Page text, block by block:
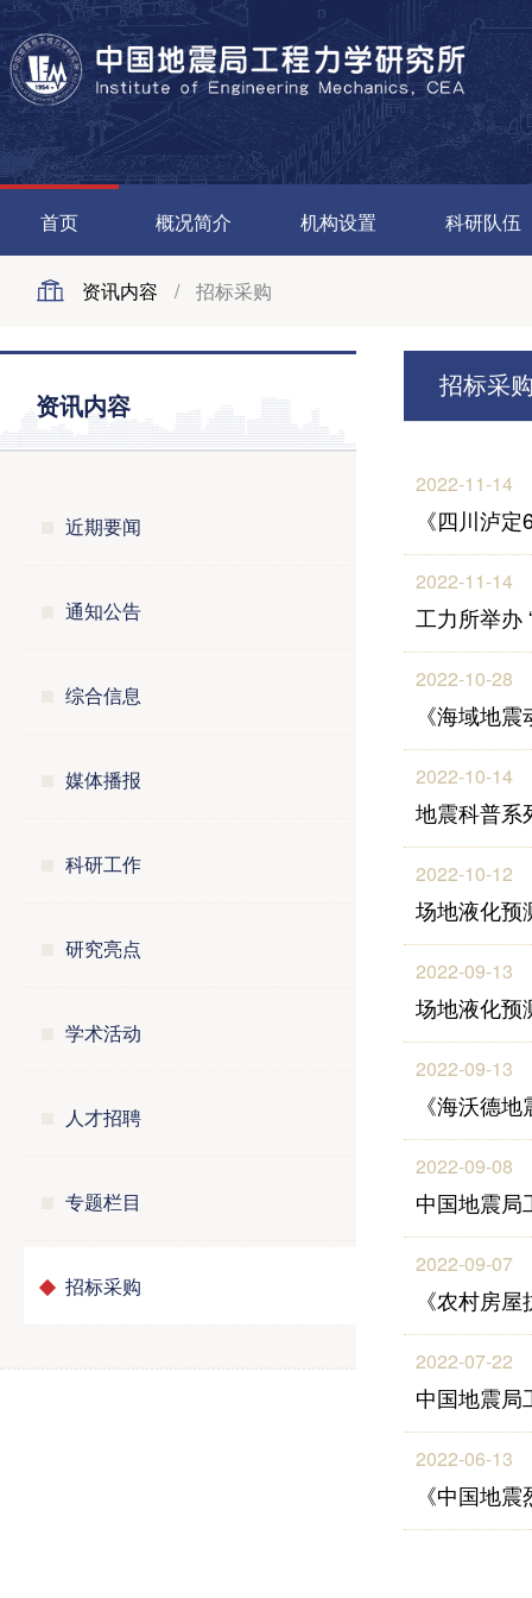
首页 概况简介 机构设置 科研队伍
资讯内容 / 招标采购
资讯内容
近期要闻
通知公告
综合信息
媒体播报
科研工作
研究亮点
学术活动
人才招聘
专题栏目
招标采购
招标采
2022-11-14
《四川泸
2022-11-14
工力所举办
2022-10-28
《海域地
2022-10-14
地震科普系
2022-10-12
场地液化预
2022-09-13
场地液化预
2022-09-13
《海沃德
2022-09-08
中国地震局
2022-09-07
《农村房
2022-07-22
中国地震局
2022-06-13
《中国地